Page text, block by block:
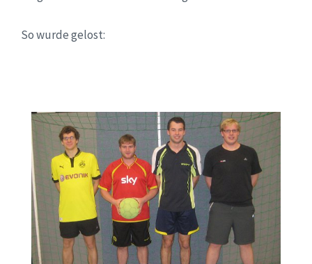
So wurde gelost: